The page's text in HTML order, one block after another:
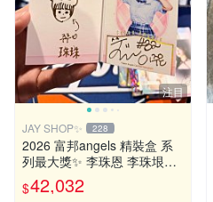
注目
JAY SHOP✨ 228
2026 富邦angels 精裝盒 系
列最大獎✨ 李珠恩 李珠垠
《珠珠寶貝 1of1》銘文 手繪
Q版珠珠 簽名 金簽 書卡 喵喵
$42,032